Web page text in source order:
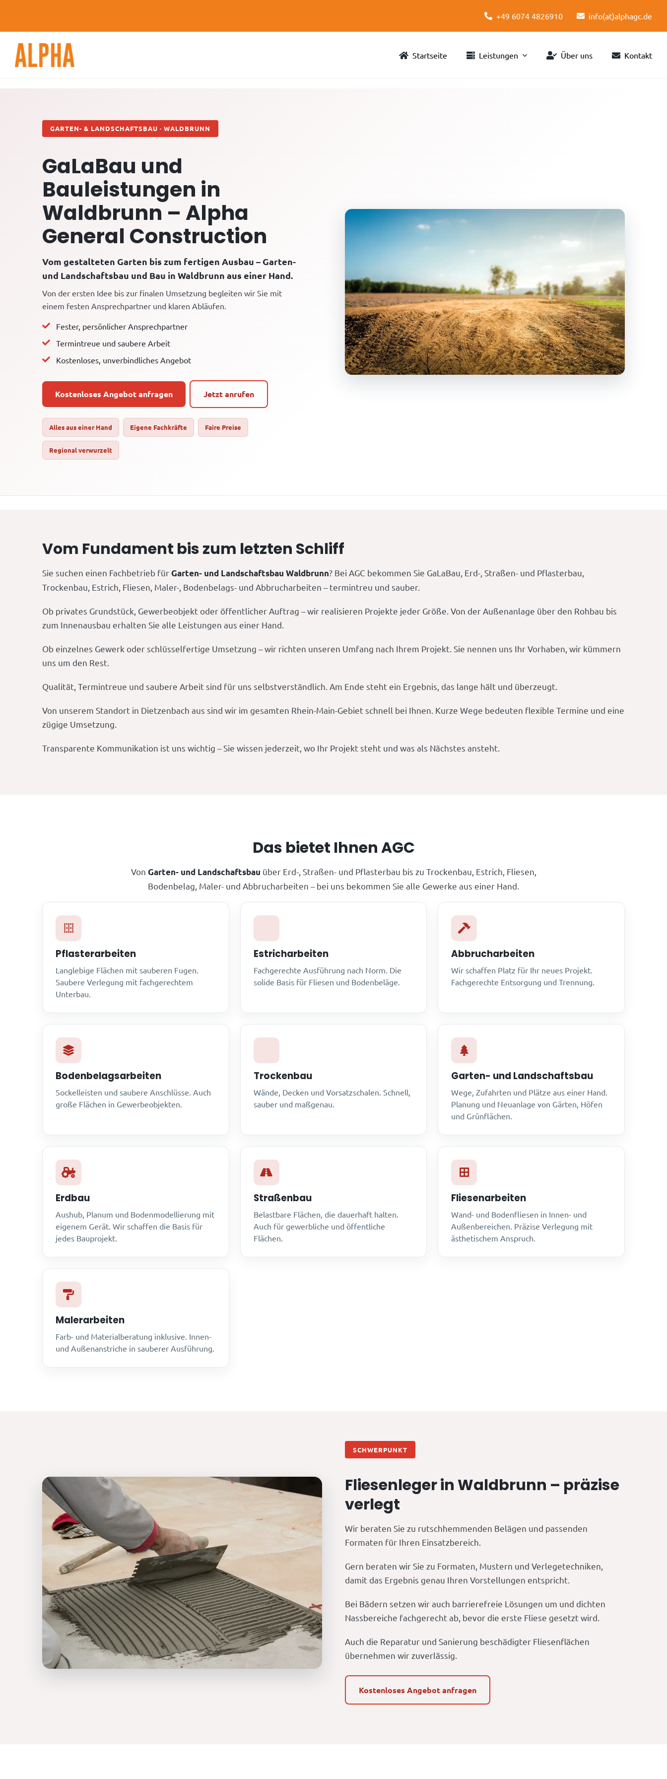
content
+49 6074 4826910 info(at)alphagc.de
Startseite Leistungen Über uns Kontakt
GARTEN- & LANDSCHAFTSBAU · WALDBRUNN
GaLaBau und
Bauleistungen in
Waldbrunn – Alpha
General Construction
Vom gestalteten Garten bis zum fertigen Ausbau – Garten-
und Landschaftsbau und Bau in Waldbrunn aus einer Hand.
Von der ersten Idee bis zur finalen Umsetzung begleiten wir Sie mit
einem festen Ansprechpartner und klaren Abläufen.
Fester, persönlicher Ansprechpartner
Termintreue und saubere Arbeit
Kostenloses, unverbindliches Angebot
Kostenloses Angebot anfragen Jetzt anrufen
Alles aus einer Hand Eigene Fachkräfte Faire Preise
Regional verwurzelt
Vom Fundament bis zum letzten Schliff
Sie suchen einen Fachbetrieb fürGarten- und Landschaftsbau Waldbrunn? Bei AGC bekommen Sie GaLaBau, Erd-, Straßen- und Pflasterbau,
Trockenbau, Estrich, Fliesen, Maler-, Bodenbelags- und Abbrucharbeiten – termintreu und sauber.
Ob privates Grundstück, Gewerbeobjekt oder öffentlicher Auftrag – wir realisieren Projekte jeder Größe. Von der Außenanlage über den Rohbau bis
zum Innenausbau erhalten Sie alle Leistungen aus einer Hand.
Ob einzelnes Gewerk oder schlüsselfertige Umsetzung – wir richten unseren Umfang nach Ihrem Projekt. Sie nennen uns Ihr Vorhaben, wir kümmern
uns um den Rest.
Qualität, Termintreue und saubere Arbeit sind für uns selbstverständlich. Am Ende steht ein Ergebnis, das lange hält und überzeugt.
Von unserem Standort in Dietzenbach aus sind wir im gesamten Rhein-Main-Gebiet schnell bei Ihnen. Kurze Wege bedeuten flexible Termine und eine
zügige Umsetzung.
Transparente Kommunikation ist uns wichtig – Sie wissen jederzeit, wo Ihr Projekt steht und was als Nächstes ansteht.
Das bietet Ihnen AGC
Von Garten- und Landschaftsbau über Erd-, Straßen- und Pflasterbau bis zu Trockenbau, Estrich, Fliesen,
Bodenbelag, Maler- und Abbrucharbeiten – bei uns bekommen Sie alle Gewerke aus einer Hand.
Pflasterarbeiten
Langlebige Flächen mit sauberen Fugen.
Saubere Verlegung mit fachgerechtem
Unterbau.
Estricharbeiten
Fachgerechte Ausführung nach Norm. Die
solide Basis für Fliesen und Bodenbeläge.
Abbrucharbeiten
Wir schaffen Platz für Ihr neues Projekt.
Fachgerechte Entsorgung und Trennung.
Bodenbelagsarbeiten
Sockelleisten und saubere Anschlüsse. Auch
große Flächen in Gewerbeobjekten.
Trockenbau
Wände, Decken und Vorsatzschalen. Schnell,
sauber und maßgenau.
Garten- und Landschaftsbau
Wege, Zufahrten und Plätze aus einer Hand.
Planung und Neuanlage von Gärten, Höfen
und Grünflächen.
Erdbau
Aushub, Planum und Bodenmodellierung mit
eigenem Gerät. Wir schaffen die Basis für
jedes Bauprojekt.
Straßenbau
Belastbare Flächen, die dauerhaft halten.
Auch für gewerbliche und öffentliche
Flächen.
Fliesenarbeiten
Wand- und Bodenfliesen in Innen- und
Außenbereichen. Präzise Verlegung mit
ästhetischem Anspruch.
Malerarbeiten
Farb- und Materialberatung inklusive. Innen-
und Außenanstriche in sauberer Ausführung.
SCHWERPUNKT
Fliesenleger in Waldbrunn – präzise
verlegt
Wir beraten Sie zu rutschhemmenden Belägen und passenden
Formaten für Ihren Einsatzbereich.
Gern beraten wir Sie zu Formaten, Mustern und Verlegetechniken,
damit das Ergebnis genau Ihren Vorstellungen entspricht.
Bei Bädern setzen wir auch barrierefreie Lösungen um und dichten
Nassbereiche fachgerecht ab, bevor die erste Fliese gesetzt wird.
Auch die Reparatur und Sanierung beschädigter Fliesenflächen
übernehmen wir zuverlässig.
Kostenloses Angebot anfragen